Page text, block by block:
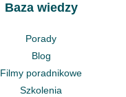
Baza wiedzy
Porady
Blog
Filmy poradnikowe
Szkolenia